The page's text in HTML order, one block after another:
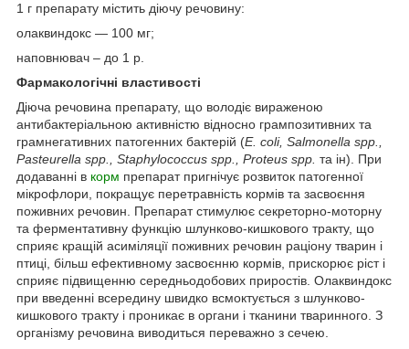
1 г препарату містить діючу речовину:
олаквиндокс — 100 мг;
наповнювач – до 1 р.
Фармакологічні властивості
Діюча речовина препарату, що володіє вираженою
антибактеріальною активністю відносно грампозитивних та
грамнегативних патогенних бактерій (E. coli, Salmonella spp.,
Pasteurella spp., Staphylococcus spp., Proteus spp. та ін). При
додаванні в корм препарат пригнічує розвиток патогенної
мікрофлори, покращує перетравність кормів та засвоєння
поживних речовин. Препарат стимулює секреторно-моторну
та ферментативну функцію шлунково-кишкового тракту, що
сприяє кращій асиміляції поживних речовин раціону тварин і
птиці, більш ефективному засвоєнню кормів, прискорює ріст і
сприяє підвищенню середньодобових приростів. Олаквиндокс
при введенні всередину швидко всмоктується з шлунково-
кишкового тракту і проникає в органи і тканини тваринного. З
організму речовина виводиться переважно з сечею.